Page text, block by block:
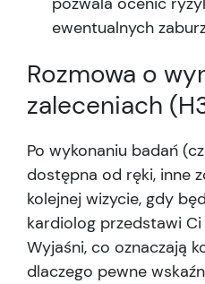
ewentualnych
Rozmowa o
zaleceniach
Po wykonaniu badań
dostępna od ręki, inne
kolejnej wizycie, gdy
kardiolog przedstawi
Wyjaśni, co oznaczają
dlaczego pewne